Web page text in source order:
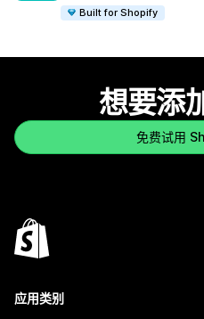
Built for Shopify
想要添
免费试用
应用类别